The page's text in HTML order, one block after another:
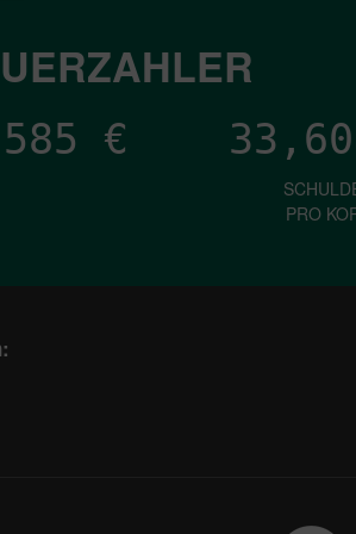
€
PRO